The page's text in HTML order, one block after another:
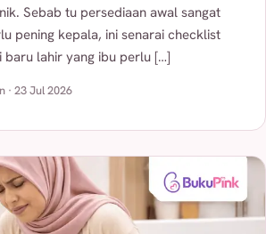
Sebab tu persediaan awal sangat
pening kepala, ini senarai checklist
baru lahir yang ibu perlu […]
· 23 Jul 2026